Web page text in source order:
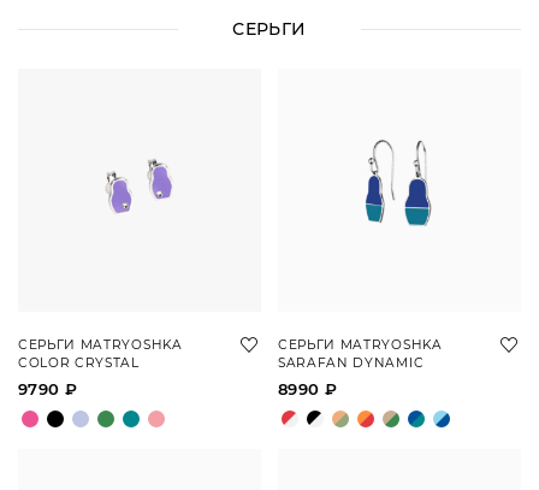
СЕРЬГИ
СЕРЬГИ MATRYOSHKA
COLOR CRYSTAL
9790 ₽
СЕРЬГИ MATRYOSHKA
SARAFAN DYNAMIC
8990 ₽